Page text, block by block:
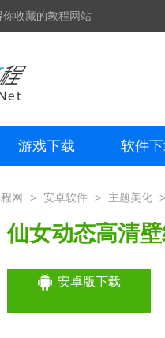
收藏的教程网站
游戏下载 软件
网 > 安卓软件 > 主题美化
仙女动态高清
安卓版下载